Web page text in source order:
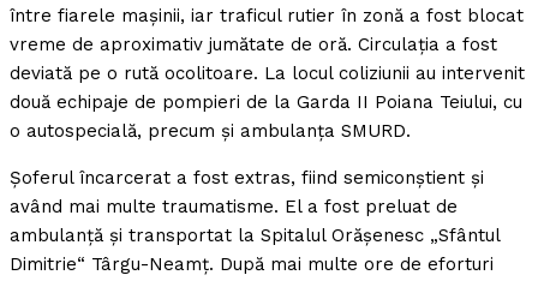
între fiarele maşinii, iar traficul rutier în zonă a fost blocat
vreme de aproximativ jumătate de oră. Circulaţia a fost
deviată pe o rută ocolitoare. La locul coliziunii au intervenit
două echipaje de pompieri de la Garda II Poiana Teiului, cu
o autospecială, precum şi ambulanţa SMURD.
Şoferul încarcerat a fost extras, fiind semiconştient şi
având mai multe traumatisme. El a fost preluat de
ambulanţă şi transportat la Spitalul Orăşenesc „Sfântul
Dimitrie“ Târgu-Neamţ. După mai multe ore de eforturi